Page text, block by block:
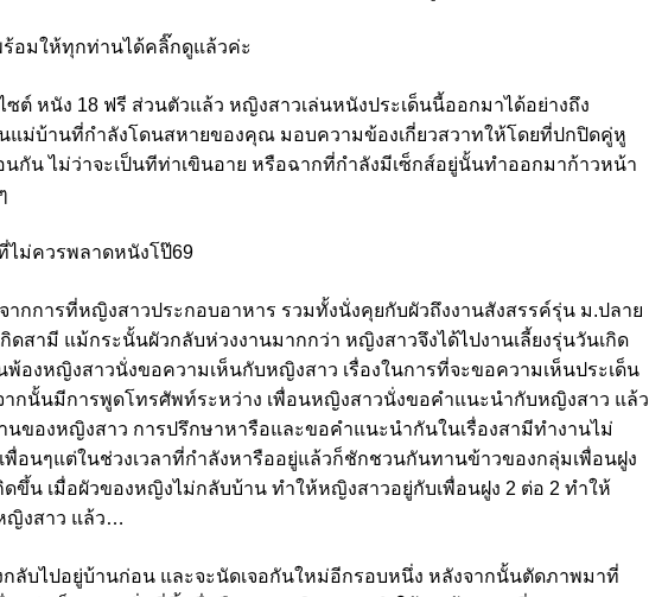
อมให้ทุกท่านได้คลิ๊กดูแล้วค่ะ
ซต์ หนัง 18 ฟรี ส่วนตัวแล้ว หญิงสาวเล่นหนังประเด็นนี้ออกมาได้อย่างถึง
นแม่บ้านที่กำลังโดนสหายของคุณ มอบความข้องเกี่ยวสวาทให้โดยที่ปกปิดคู่หู
กัน ไม่ว่าจะเป็นทีท่าเขินอาย หรือฉากที่กำลังมีเซ็กส์อยู่นั้นทำออกมาก้าวหน้า
ไม่ควรพลาดหนังโป๊69
ากการที่หญิงสาวประกอบอาหาร รวมทั้งนั่งคุยกับผัวถึงงานสังสรรค์รุ่น ม.ปลาย
ดสามี แม้กระนั้นผัวกลับห่วงงานมากกว่า หญิงสาวจึงได้ไปงานเลี้ยงรุ่นวันเกิด
องหญิงสาวนั่งขอความเห็นกับหญิงสาว เรื่องในการที่จะขอความเห็นประเด็น
ากนั้นมีการพูดโทรศัพท์ระหว่าง เพื่อนหญิงสาวนั่งขอคำแนะนำกับหญิงสาว แล้ว
ของหญิงสาว การปรึกษาหารือและขอคำแนะนำกันในเรื่องสามีทำงานไม่
พื่อนๆแต่ในช่วงเวลาที่กำลังหารืออยู่แล้วก็ชักชวนกันทานข้าวของกลุ่มเพื่อนฝูง
ขึ้น เมื่อผัวของหญิงไม่กลับบ้าน ทำให้หญิงสาวอยู่กับเพื่อนฝูง 2 ต่อ 2 ทำให้
ญิงสาว แล้ว…
ลับไปอยู่บ้านก่อน และจะนัดเจอกันใหม่อีกรอบหนึ่ง หลังจากนั้นตัดภาพมาที่